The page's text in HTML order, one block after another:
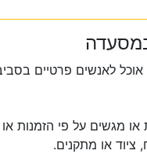
לאנשים פרטיים
מגשים על פי הזמנות או
ציוד או מתקנים.